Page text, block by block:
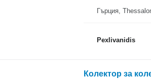
Гърция,
Pexlivanidis
Колектор за